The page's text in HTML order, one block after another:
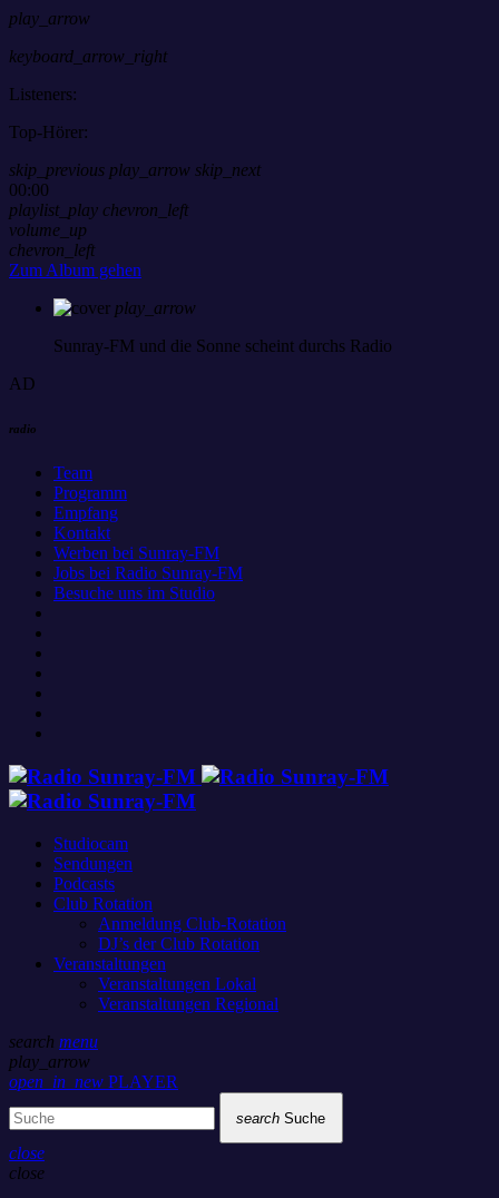
play_arrow
keyboard_arrow_right
Listeners:
Top-Hörer:
skip_previous play_arrow skip_next
00:00
playlist_play chevron_left
volume_up
chevron_left
Zum Album gehen
play_arrow
Sunray-FM und die Sonne scheint durchs Radio
AD
radio
Team
Programm
Empfang
Kontakt
Werben bei Sunray-FM
Jobs bei Radio Sunray-FM
Besuche uns im Studio
Studiocam
Sendungen
Podcasts
Club Rotation
Anmeldung Club-Rotation
DJ’s der Club Rotation
Veranstaltungen
Veranstaltungen Lokal
Veranstaltungen Regional
search menu
play_arrow
open_in_new PLAYER
search Suche
close
close